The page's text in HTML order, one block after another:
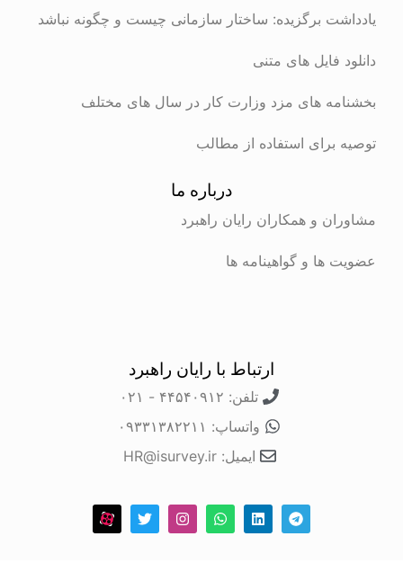
یادداشت برگزیده: ساختار سازمانی چیست و چگونه نباشد
دانلود فایل های متنی
بخشنامه های مزد وزارت کار در سال های مختلف
توصیه برای استفاده از مطالب
درباره ما
مشاوران و همکاران رایان راهبرد
عضویت ها و گواهینامه ها
ارتباط با رایان راهبرد
تلفن: ۴۴۵۴۰۹۱۲ - ۰۲۱
واتساپ: ۰۹۳۳۱۳۸۲۲۱۱
ایمیل: HR@isurvey.ir